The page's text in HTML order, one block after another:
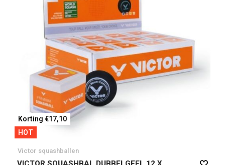
Korting €17,10
HOT
Victor squashballen